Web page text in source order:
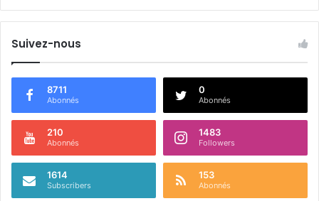
i
a
é
Suivez-nous
8711
Abonnés
0
Abonnés
210
Abonnés
1483
Followers
1614
Subscribers
153
Abonnés